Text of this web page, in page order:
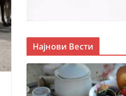
Најнови Вести